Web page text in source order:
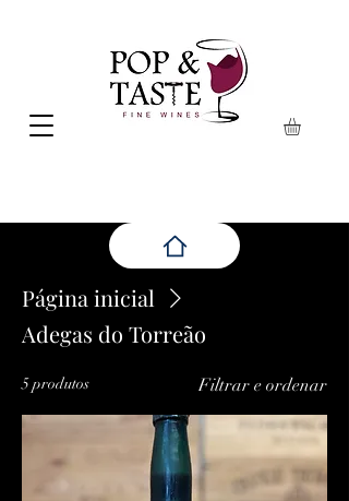
Página inicial
Adegas do Torreão
5 produtos Filtrar e ordenar